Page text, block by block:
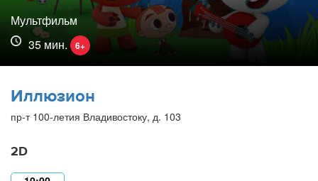
Мультфильм
35 мин.
6+
Иллюзион
пр-т 100-летия Владивостоку, д. 103
2D